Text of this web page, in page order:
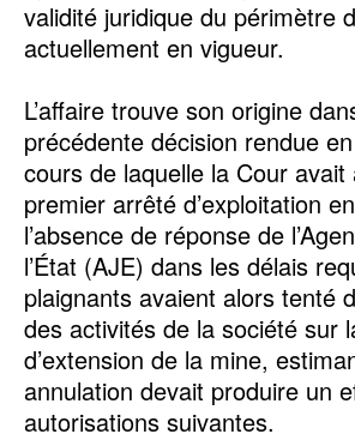
validité juridique du périmètre
actuellement en vigueur.
L’affaire trouve son origine
précédente décision rendue
cours de laquelle la Cour avait
premier arrêté d’exploitation
l’absence de réponse de
l’État (AJE) dans les délais
plaignants avaient alors tenté
des activités de la société sur
d’extension de la mine,
annulation devait produire un
autorisations suivantes.